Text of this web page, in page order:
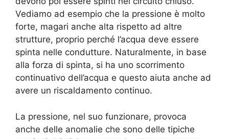
Vediamo ad esempio che la pressione è molto
forte, magari anche alta rispetto ad altre
strutture, proprio perché l’acqua deve essere
spinta nelle condutture. Naturalmente, in base
alla forza di spinta, si ha uno scorrimento
continuativo dell’acqua e questo aiuta anche ad
avere un riscaldamento continuo.
La pressione, nel suo funzionare, provoca
anche delle anomalie che sono delle tipiche